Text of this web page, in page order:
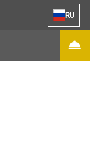
RU